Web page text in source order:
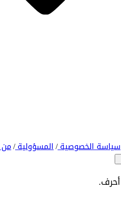
سياسة الخصوصية/ المسؤولية/